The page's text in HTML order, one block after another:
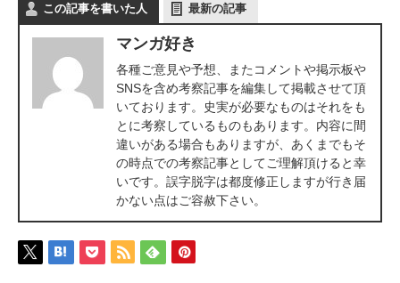
この記事を書いた人 最新の記事
マンガ好き
各種ご意見や予想、またコメントや掲示板や
SNSを含め考察記事を編集して掲載させて頂
いております。史実が必要なものはそれをも
とに考察しているものもあります。内容に間
違いがある場合もありますが、あくまでもそ
の時点での考察記事としてご理解頂けると幸
いです。誤字脱字は都度修正しますが行き届
かない点はご容赦下さい。